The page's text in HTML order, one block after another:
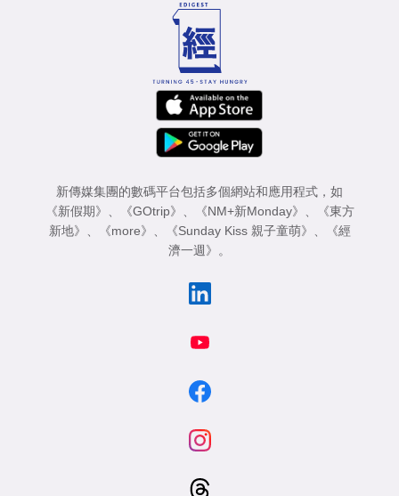
新傳媒集團的數碼平台包括多個網站和應用程式，如
《新假期》
《GOtrip》 《NM+新Monday》
《東方
新地》
《more》 《Sunday Kiss 親子童萌》
《經
濟一週》
。